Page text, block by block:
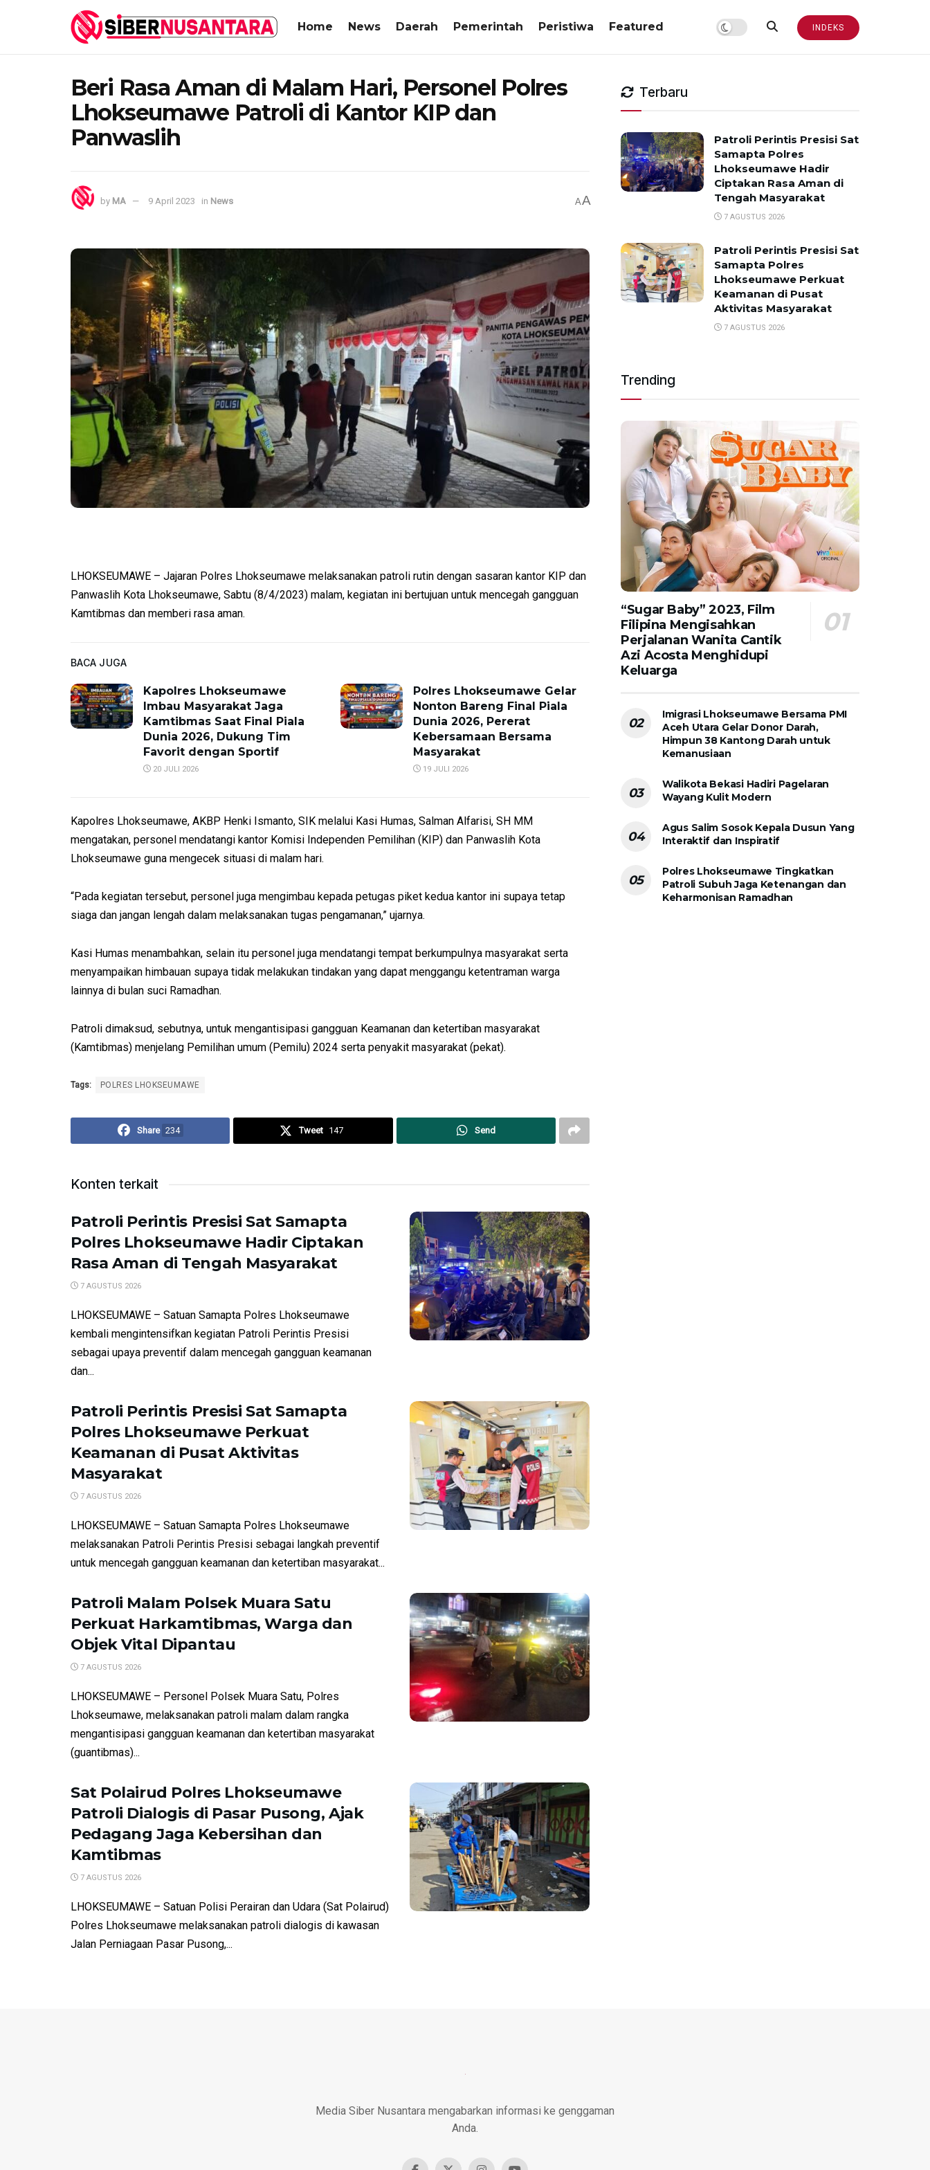
Home News Daerah Pemerintah Peristiwa Featured INDEKS
Beri Rasa Aman di Malam Hari, Personel Polres
Lhokseumawe Patroli di Kantor KIP dan
Panwaslih
by MA 9 April 2023 in News AA
LHOKSEUMAWE – Jajaran Polres Lhokseumawe melaksanakan patroli rutin dengan sasaran kantor KIP dan
Panwaslih Kota Lhokseumawe, Sabtu (8/4/2023) malam, kegiatan ini bertujuan untuk mencegah gangguan
Kamtibmas dan memberi rasa aman.
BACA JUGA
Kapolres Lhokseumawe
Imbau Masyarakat Jaga
Kamtibmas Saat Final Piala
Dunia 2026, Dukung Tim
Favorit dengan Sportif
20 JULI 2026
Polres Lhokseumawe Gelar
Nonton Bareng Final Piala
Dunia 2026, Pererat
Kebersamaan Bersama
Masyarakat
19 JULI 2026
Kapolres Lhokseumawe, AKBP Henki Ismanto, SIK melalui Kasi Humas, Salman Alfarisi, SH MM
mengatakan, personel mendatangi kantor Komisi Independen Pemilihan (KIP) dan Panwaslih Kota
Lhokseumawe guna mengecek situasi di malam hari.
“Pada kegiatan tersebut, personel juga mengimbau kepada petugas piket kedua kantor ini supaya tetap
siaga dan jangan lengah dalam melaksanakan tugas pengamanan,” ujarnya.
Kasi Humas menambahkan, selain itu personel juga mendatangi tempat berkumpulnya masyarakat serta
menyampaikan himbauan supaya tidak melakukan tindakan yang dapat menggangu ketentraman warga
lainnya di bulan suci Ramadhan.
Patroli dimaksud, sebutnya, untuk mengantisipasi gangguan Keamanan dan ketertiban masyarakat
(Kamtibmas) menjelang Pemilihan umum (Pemilu) 2024 serta penyakit masyarakat (pekat).
Tags: POLRES LHOKSEUMAWE
Share 234 Tweet 147 Send
Konten terkait
Patroli Perintis Presisi Sat Samapta
Polres Lhokseumawe Hadir Ciptakan
Rasa Aman di Tengah Masyarakat
7 AGUSTUS 2026
LHOKSEUMAWE – Satuan Samapta Polres Lhokseumawe
kembali mengintensifkan kegiatan Patroli Perintis Presisi
sebagai upaya preventif dalam mencegah gangguan keamanan
dan...
Patroli Perintis Presisi Sat Samapta
Polres Lhokseumawe Perkuat
Keamanan di Pusat Aktivitas
Masyarakat
7 AGUSTUS 2026
LHOKSEUMAWE – Satuan Samapta Polres Lhokseumawe
melaksanakan Patroli Perintis Presisi sebagai langkah preventif
untuk mencegah gangguan keamanan dan ketertiban masyarakat...
Patroli Malam Polsek Muara Satu
Perkuat Harkamtibmas, Warga dan
Objek Vital Dipantau
7 AGUSTUS 2026
LHOKSEUMAWE – Personel Polsek Muara Satu, Polres
Lhokseumawe, melaksanakan patroli malam dalam rangka
mengantisipasi gangguan keamanan dan ketertiban masyarakat
(guantibmas)...
Sat Polairud Polres Lhokseumawe
Patroli Dialogis di Pasar Pusong, Ajak
Pedagang Jaga Kebersihan dan
Kamtibmas
7 AGUSTUS 2026
LHOKSEUMAWE – Satuan Polisi Perairan dan Udara (Sat Polairud)
Polres Lhokseumawe melaksanakan patroli dialogis di kawasan
Jalan Perniagaan Pasar Pusong,...
Terbaru
Patroli Perintis Presisi Sat
Samapta Polres
Lhokseumawe Hadir
Ciptakan Rasa Aman di
Tengah Masyarakat
7 AGUSTUS 2026
Patroli Perintis Presisi Sat
Samapta Polres
Lhokseumawe Perkuat
Keamanan di Pusat
Aktivitas Masyarakat
7 AGUSTUS 2026
Trending
“Sugar Baby” 2023, Film
Filipina Mengisahkan
Perjalanan Wanita Cantik
Azi Acosta Menghidupi
Keluarga
Imigrasi Lhokseumawe Bersama PMI
Aceh Utara Gelar Donor Darah,
Himpun 38 Kantong Darah untuk
Kemanusiaan
Walikota Bekasi Hadiri Pagelaran
Wayang Kulit Modern
Agus Salim Sosok Kepala Dusun Yang
Interaktif dan Inspiratif
Polres Lhokseumawe Tingkatkan
Patroli Subuh Jaga Ketenangan dan
Keharmonisan Ramadhan
Media Siber Nusantara mengabarkan informasi ke genggaman
Anda.